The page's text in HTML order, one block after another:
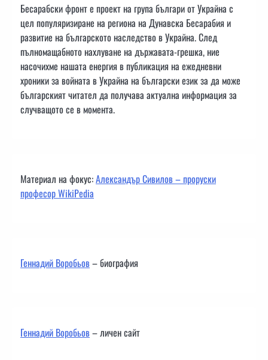
Бесарабски фронт е проект на група българи от Украйна с
цел популяризиране на региона на Дунавска Бесарабия и
развитие на българското наследство в Украйна. След
пълномащабното нахлуване на държавата-грешка, ние
насочихме нашата енергия в публикация на ежедневни
хроники за войната в Украйна на български език за да може
българският читател да получава актуална информация за
случващото се в момента.
Материал на фокус:Александър Сивилов – проруски
професор WikiPedia
Геннадий Воробьов– биография
Геннадий Воробьов– личен сайт